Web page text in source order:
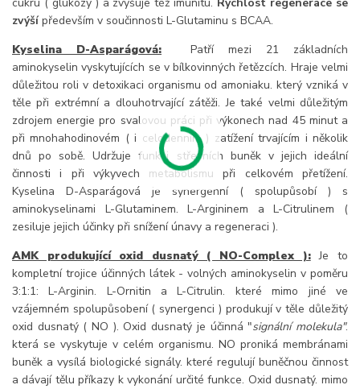
zvýšípředevším v součinnosti L-Glutaminu s BCAA.
Kyselina D-Asparágová:
Patří mezi 21 základních
aminokyselin vyskytujících se v bílkovinných řetězcích. Hraje velmi
důležitou roli v detoxikaci organismu od amoniaku. který vzniká v
těle při extrémní a dlouhotrvající zátěži. Je také velmi důležitým
zdrojem energie pro svalovou práci při výkonech nad 45 minut a
při mnohahodinovém ( i celodenním ) zatížení trvajícím i několik
dnů po sobě. Udržuje funkci střevních buněk v jejich ideální
činnosti i při výkyvech metabolismu při celkovém přetížení.
Kyselina D-Asparágová je synergenní ( spolupůsobí ) s
aminokyselinami L-Glutaminem. L-Argininem a L-Citrulinem (
zesiluje jejich účinky při snížení únavy a regeneraci ).
AMK produkující oxid dusnatý ( NO-Complex ): Je to
kompletní trojice účinných látek - volných aminokyselin v poměru
3:1:1: L-Arginin. L-Ornitin a L-Citrulin. které mimo jiné ve
vzájemném spolupůsobení ( synergenci ) produkují v těle důležitý
oxid dusnatý ( NO ). Oxid dusnatý je účinná "signální molekula".
která se vyskytuje v celém organismu. NO proniká membránami
buněk a vysílá biologické signály. které regulují buněčnou činnost
a dávají tělu příkazy k vykonání určité funkce. Oxid dusnatý. mimo